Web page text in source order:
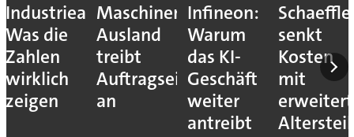
Industriearbeitsplätze:
Was die
Zahlen
wirklich
zeigen
Maschinenbau:
Ausland
treibt
Auftragseingang
an
Infineon:
Warum
das KI-
Geschäft
weiter
antreibt
senkt
Kosten
mit